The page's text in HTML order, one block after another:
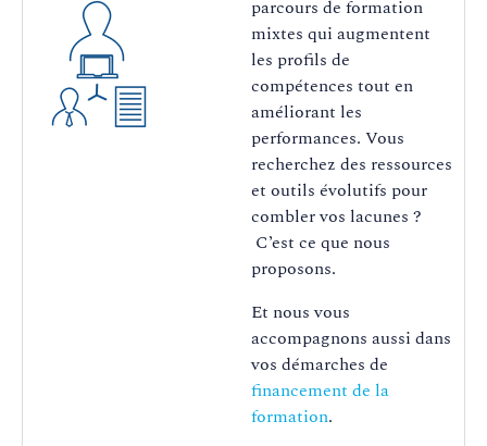
parcours de formation
mixtes qui augmentent
les profils de
compétences tout en
améliorant les
performances. Vous
recherchez des ressources
et outils évolutifs pour
combler vos lacunes ?
C’est ce que nous
proposons.
Et nous vous
accompagnons aussi dans
vos démarches de
financement de la
formation.